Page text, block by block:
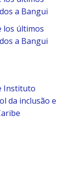
a Bangui
los últimos
a Bangui
Instituto
da inclusão e